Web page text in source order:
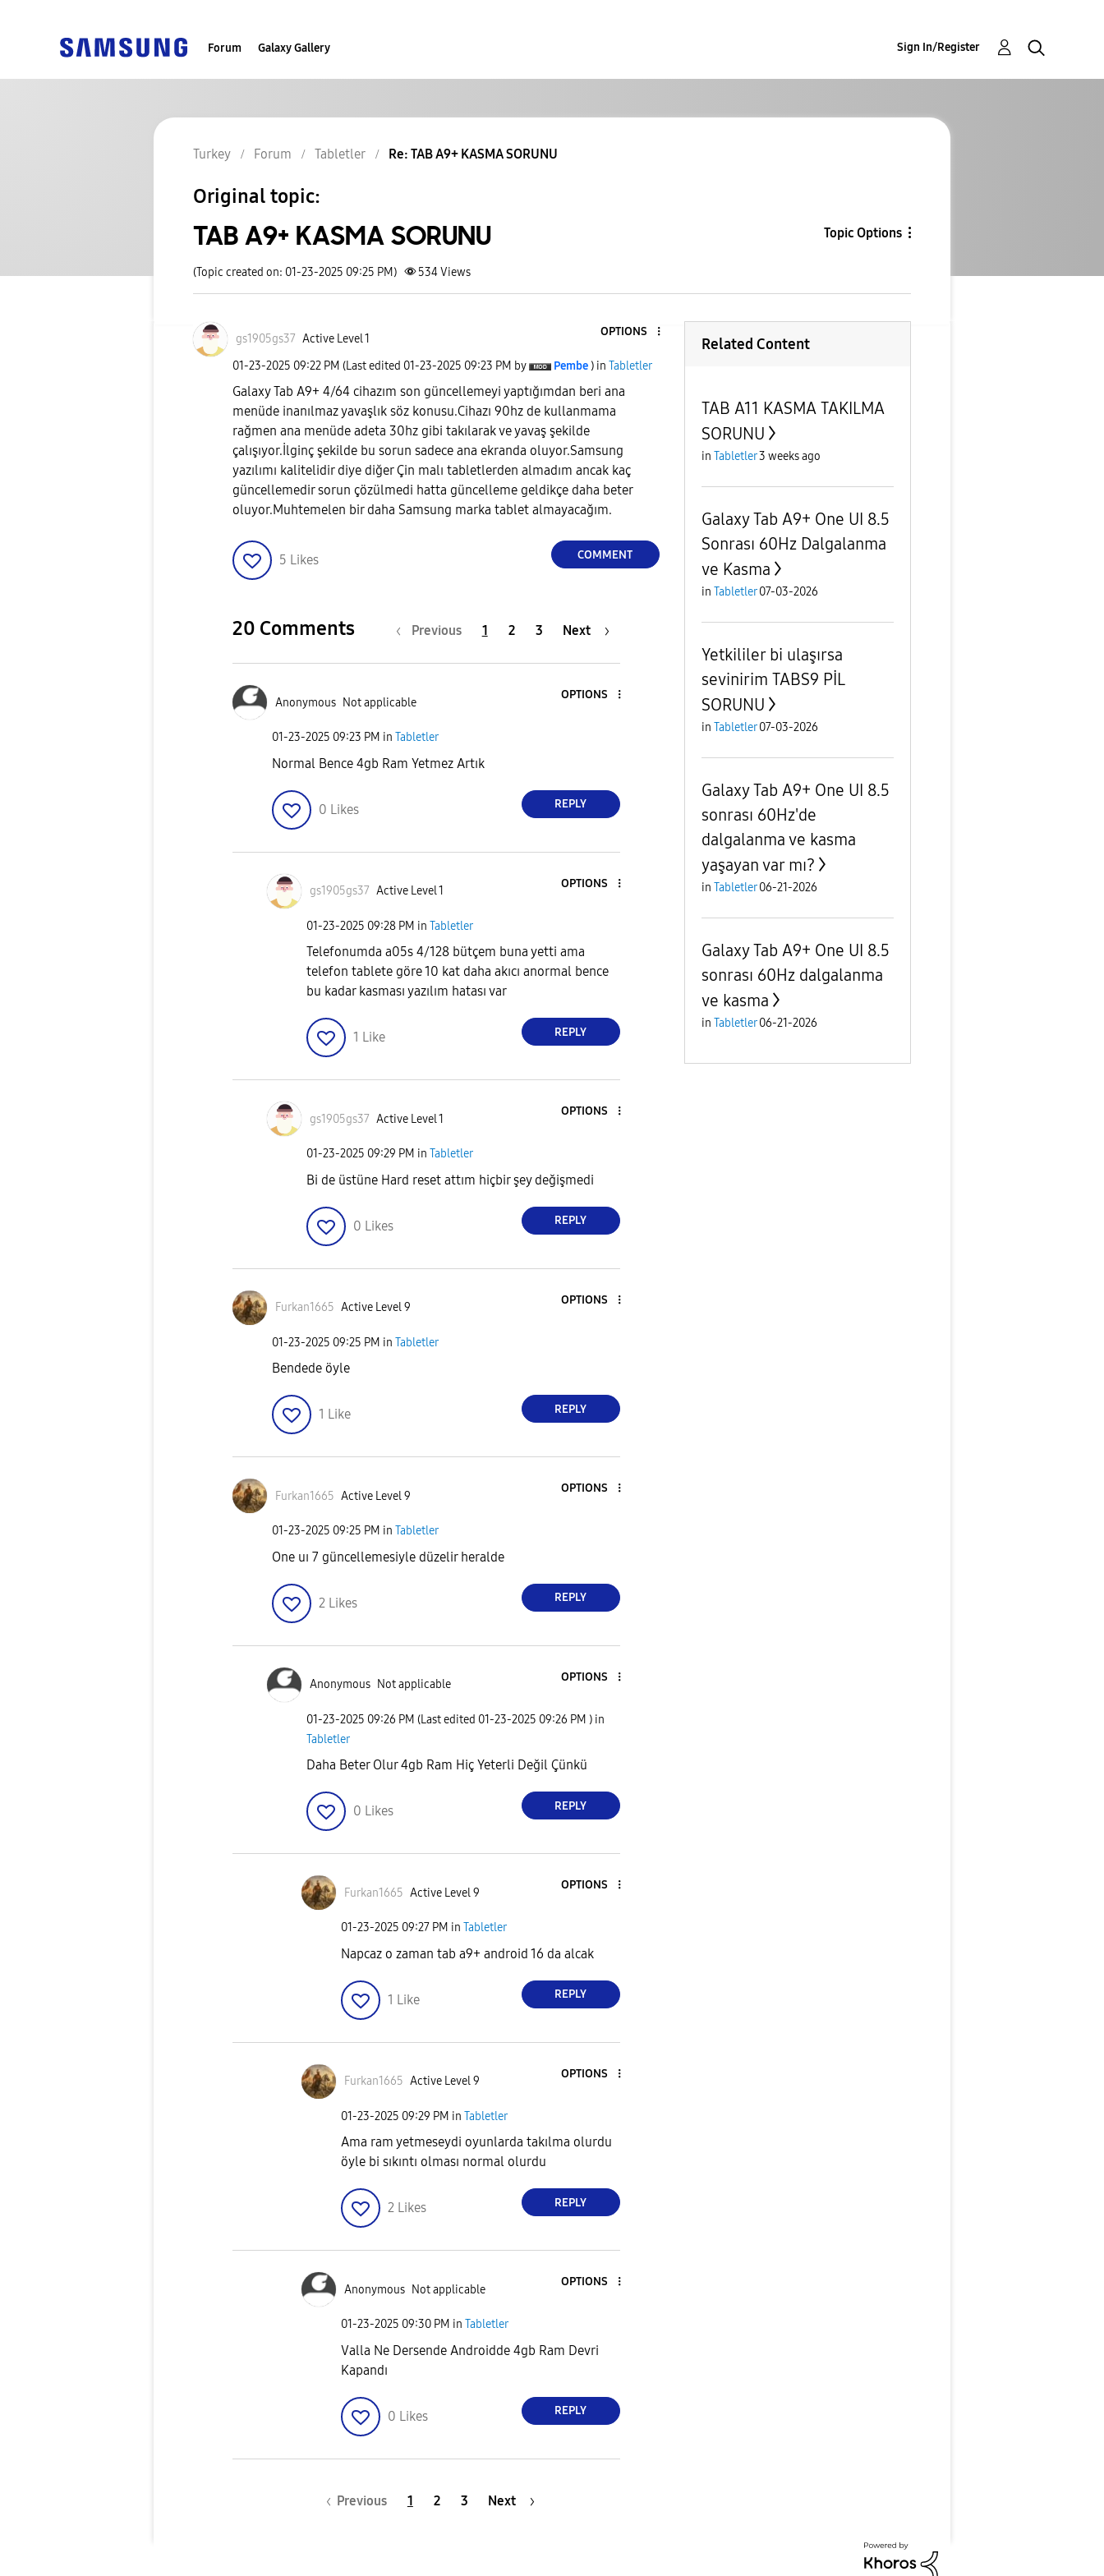
Forum Galaxy Gallery Sign In/Register
Turkey Forum Tabletler Re: TAB A9+ KASMA SORUNU
Original topic:
TAB A9+ KASMA SORUNU Topic Options
(Topic created on: 01-23-2025 09:25 PM) 534Views
gs1905gs37 Active Level 1
OPTIONS
‎01-23-2025 09:22 PM (Last edited ‎01-23-2025 09:23 PM by Pembe ) in Tabletler
Galaxy Tab A9+ 4/64 cihazım son güncellemeyi yaptığımdan beri ana
menüde inanılmaz yavaşlık söz konusu.Cihazı 90hz de kullanmama
rağmen ana menüde adeta 30hz gibi takılarak ve yavaş şekilde
çalışıyor.İlginç şekilde bu sorun sadece ana ekranda oluyor.Samsung
yazılımı kalitelidir diye diğer Çin malı tabletlerden almadım ancak kaç
güncellemedir sorun çözülmedi hatta güncelleme geldikçe daha beter
oluyor.Muhtemelen bir daha Samsung marka tablet almayacağım.
5 Likes COMMENT
20 Comments Previous 1 2 3 Next
Anonymous Not applicable
OPTIONS
‎01-23-2025 09:23 PM in Tabletler
Normal Bence 4gb Ram Yetmez Artık
0 Likes REPLY
gs1905gs37 Active Level 1
OPTIONS
‎01-23-2025 09:28 PM in Tabletler
Telefonumda a05s 4/128 bütçem buna yetti ama
telefon tablete göre 10 kat daha akıcı anormal bence
bu kadar kasması yazılım hatası var
1 Like REPLY
gs1905gs37 Active Level 1
OPTIONS
‎01-23-2025 09:29 PM in Tabletler
Bi de üstüne Hard reset attım hiçbir şey değişmedi
0 Likes REPLY
Furkan1665 Active Level 9
OPTIONS
‎01-23-2025 09:25 PM in Tabletler
Bendede öyle
1 Like REPLY
Furkan1665 Active Level 9
OPTIONS
‎01-23-2025 09:25 PM in Tabletler
One uı 7 güncellemesiyle düzelir heralde
2 Likes REPLY
Anonymous Not applicable
OPTIONS
‎01-23-2025 09:26 PM (Last edited ‎01-23-2025 09:26 PM ) in
Tabletler
Daha Beter Olur 4gb Ram Hiç Yeterli Değil Çünkü
0 Likes REPLY
Furkan1665 Active Level 9
OPTIONS
‎01-23-2025 09:27 PM in Tabletler
Napcaz o zaman tab a9+ android 16 da alcak
1 Like REPLY
Furkan1665 Active Level 9
OPTIONS
‎01-23-2025 09:29 PM in Tabletler
Ama ram yetmeseydi oyunlarda takılma olurdu
öyle bi sıkıntı olması normal olurdu
2 Likes REPLY
Anonymous Not applicable
OPTIONS
‎01-23-2025 09:30 PM in Tabletler
Valla Ne Dersende Androidde 4gb Ram Devri
Kapandı
0 Likes REPLY
Previous 1 2 3 Next
Related Content
TAB A11 KASMA TAKILMA
SORUNU
in Tabletler3 weeks ago
Galaxy Tab A9+ One UI 8.5
Sonrası 60Hz Dalgalanma
ve Kasma
in Tabletler 07-03-2026
Yetkililer bi ulaşırsa
sevinirim TABS9 PİL
SORUNU
in Tabletler 07-03-2026
Galaxy Tab A9+ One UI 8.5
sonrası 60Hz'de
dalgalanma ve kasma
yaşayan var mı?
in Tabletler 06-21-2026
Galaxy Tab A9+ One UI 8.5
sonrası 60Hz dalgalanma
ve kasma
in Tabletler 06-21-2026